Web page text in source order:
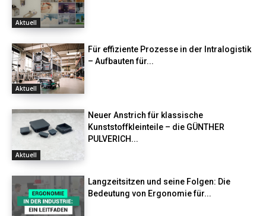
Aktuell
Aktuell
Für effiziente Prozesse in der Intralogistik
– Aufbauten für...
Aktuell
Neuer Anstrich für klassische
Kunststoffkleinteile – die GÜNTHER
PULVERICH...
Langzeitsitzen und seine Folgen: Die
Bedeutung von Ergonomie für...